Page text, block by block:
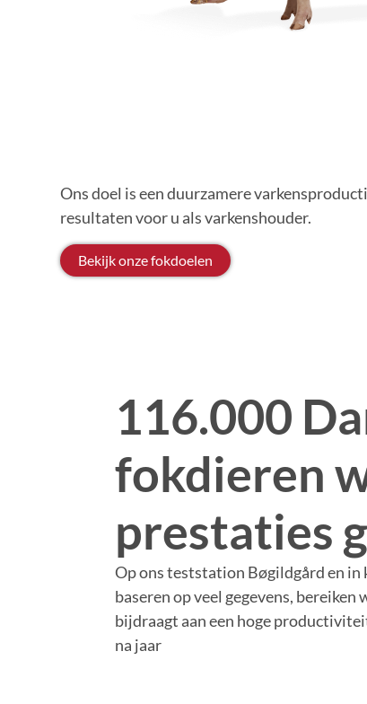
Ons doel is een duurzamere
resultaten voor u als varkenshouder.
Bekijk onze fokdoelen
116.000
fokdieren
prestaties
Op ons teststation Bøgildgård en
baseren op veel gegevens,
bijdraagt aan een hoge
na jaar